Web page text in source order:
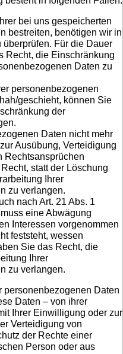
bei uns gespeicherten
bestreiten, benötigen wir in
Für die Dauer
Recht, die Einschränkung
Daten zu
personenbezogenen
geschieht, können Sie
der
Daten nicht mehr
Ausübung, Verteidigung
Rechtsansprüchen
statt der Löschung
Ihrer
zu verlangen.
nach Art. 21 Abs. 1
eine Abwägung
Interessen vorgenommen
feststeht, wessen
Sie das Recht, die
Ihrer
zu verlangen.
personenbezogenen Daten
Daten – von ihrer
Ihrer Einwilligung oder zur
Verteidigung von
der Rechte einer
Person oder aus